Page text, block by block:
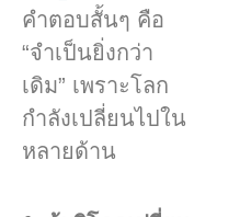
คำตอบสั้นๆ คือ
“จำเป็นยิ่งกว่า
เดิม” เพราะโลก
กำลังเปลี่ยนไปใน
หลายด้าน